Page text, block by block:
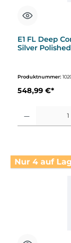
E1 FL Deep
Silver
Produktnummer:
548,99 €*
Nur 4 auf